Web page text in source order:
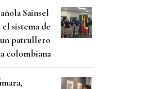
Sainsel
sistema de
patrullero
colombiana